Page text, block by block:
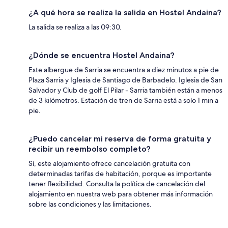
¿A qué hora se realiza la salida en Hostel Andaina?
La salida se realiza a las 09:30.
¿Dónde se encuentra Hostel Andaina?
Este albergue de Sarria se encuentra a diez minutos a pie de
Plaza Sarria y Iglesia de Santiago de Barbadelo. Iglesia de San
Salvador y Club de golf El Pilar - Sarria también están a menos
de 3 kilómetros. Estación de tren de Sarria está a solo 1 min a
pie.
¿Puedo cancelar mi reserva de forma gratuita y
recibir un reembolso completo?
Sí, este alojamiento ofrece cancelación gratuita con
determinadas tarifas de habitación, porque es importante
tener flexibilidad. Consulta la política de cancelación del
alojamiento en nuestra web para obtener más información
sobre las condiciones y las limitaciones.